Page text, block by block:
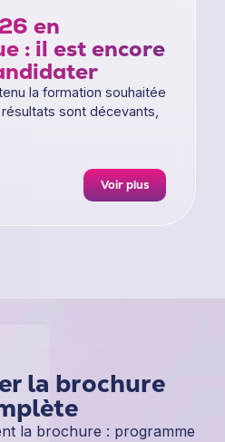
en
: il est encore
la formation souhaitée
sont décevants,
Voir plus
la brochure
la brochure : programme